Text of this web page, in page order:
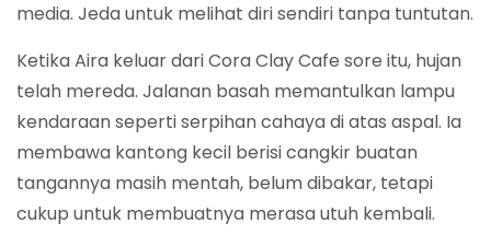
media. Jeda untuk melihat diri sendiri tanpa tuntutan.
Ketika Aira keluar dari Cora Clay Cafe sore itu, hujan
telah mereda. Jalanan basah memantulkan lampu
kendaraan seperti serpihan cahaya di atas aspal. Ia
membawa kantong kecil berisi cangkir buatan
tangannya masih mentah, belum dibakar, tetapi
cukup untuk membuatnya merasa utuh kembali.